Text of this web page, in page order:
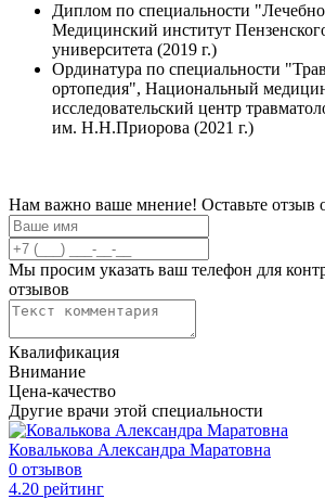
Диплом по специальности
Медицинский институт
университета (2019 г.)
Ординатура по специальности
ортопедия", Национальный
исследовательский центр
им. Н.Н.Приорова (2021 г.)
Нам важно ваше мнение! Оставьте отзыв
Мы просим указать ваш телефон для
отзывов
Квалификация
Внимание
Цена-качество
Другие врачи этой специальности
Ковалькова Александра Маратовна
0 отзывов
4.20 рейтинг